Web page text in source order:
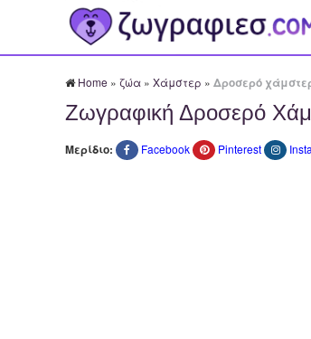
Home » ζώα » Χάμστερ » Δροσερό
Ζωγραφική Δροσερό
Μερίδιο: Facebook Pinterest